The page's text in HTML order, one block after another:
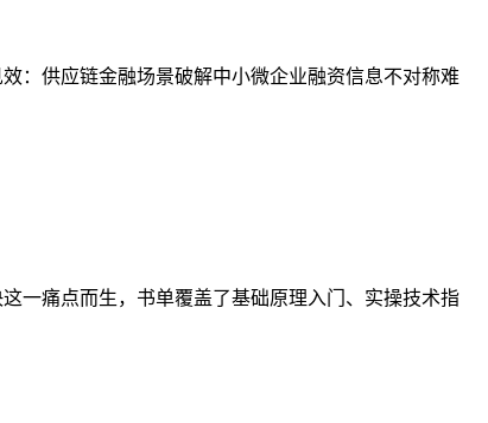
：供应链金融场景破解中小微企业融资信息不对称难
一痛点而生，书单覆盖了基础原理入门、实操技术指